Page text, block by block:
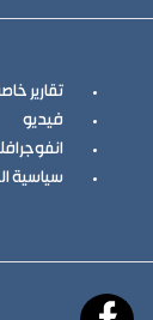
تقارير
فيديو
سياسية